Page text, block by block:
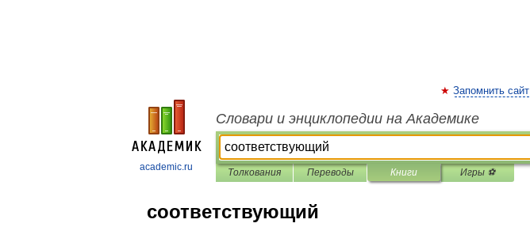
academic.ru
Запомнить сайт
Словари и энциклопедии на Академике
Толкования Переводы Книги Игры ⚽
соответствующий